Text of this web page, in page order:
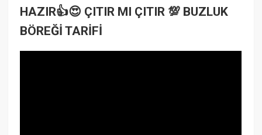
HAZIR👍😍 ÇITIR MI ÇITIR 💯 BUZLUK
BÖREĞİ TARİFİ